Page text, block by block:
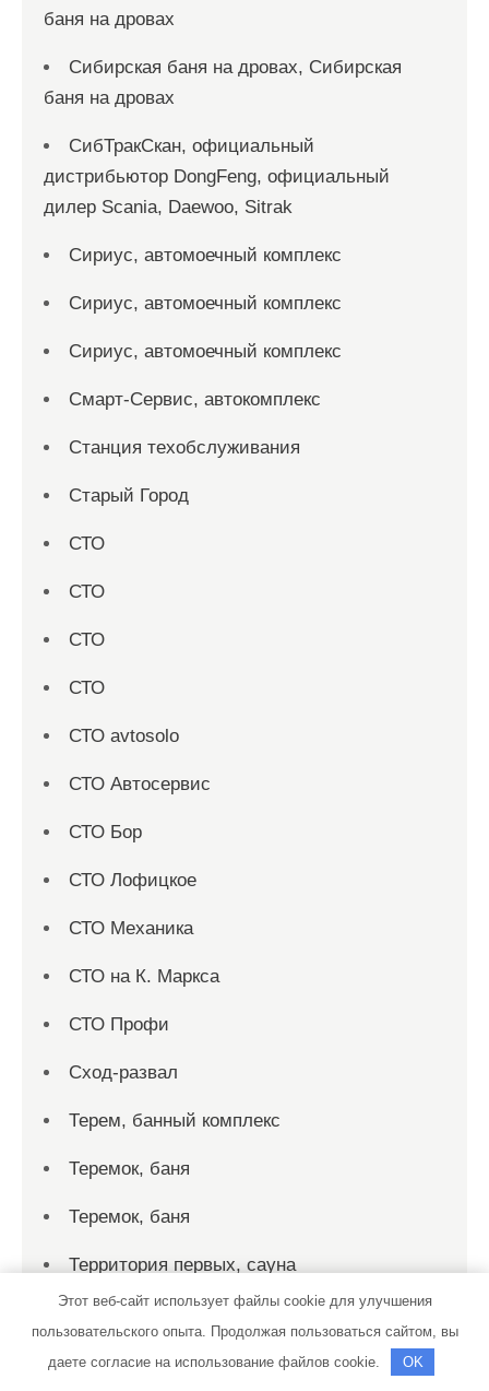
баня на дровах
Сибирская баня на дровах, Сибирская
баня на дровах
СибТракСкан, официальный
дистрибьютор DongFeng, официальный
дилер Scania, Daewoo, Sitrak
Сириус, автомоечный комплекс
Сириус, автомоечный комплекс
Сириус, автомоечный комплекс
Смарт-Сервис, автокомплекс
Станция техобслуживания
Старый Город
СТО
СТО
СТО
СТО
СТО avtosolo
СТО Автосервис
СТО Бор
СТО Лофицкое
СТО Механика
СТО на К. Маркса
СТО Профи
Сход-развал
Терем, банный комплекс
Теремок, баня
Теремок, баня
Территория первых, сауна
Технопарк, автотехцентр для корейских,
японских и немецких автомобилей
Этот веб-сайт использует файлы cookie для улучшения
пользовательского опыта. Продолжая пользоваться сайтом, вы
даете согласие на использование файлов cookie.
OK